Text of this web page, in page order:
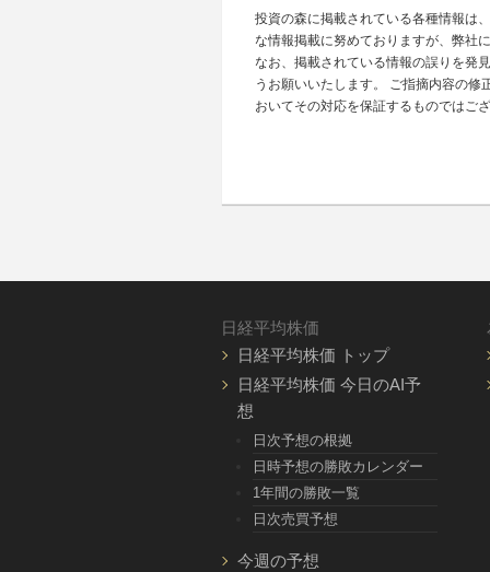
投資の森に掲載されている各種情報は
な情報掲載に努めておりますが、弊社
なお、掲載されている情報の誤りを発
うお願いいたします。 ご指摘内容の
おいてその対応を保証するものではござ
日経平均株価
日経平均株価 トップ
日経平均株価 今日のAI予
想
日次予想の根拠
日時予想の勝敗カレンダー
1年間の勝敗一覧
日次売買予想
今週の予想